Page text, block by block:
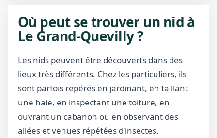
Où peut se trouver un nid à
Le Grand-Quevilly ?
Les nids peuvent être découverts dans des
lieux très différents. Chez les particuliers, ils
sont parfois repérés en jardinant, en taillant
une haie, en inspectant une toiture, en
ouvrant un cabanon ou en observant des
allées et venues répétées d’insectes.